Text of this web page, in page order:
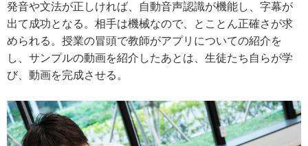
発音や文法が正しければ、自動音声認識が機能し、字幕が
出て成功となる。相手は機械なので、とことん正確さが求
められる。授業の冒頭で教師がアプリについての紹介を
し、サンプルの動画を紹介したあとは、生徒たち自らが学
び、動画を完成させる。